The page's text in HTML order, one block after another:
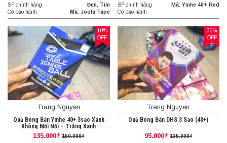
SP chính hãng
Có bảo hành
Đen, Tím
Mã: Joola Tape
SP chính hãng
Có bảo hành
Mã: Yinhe 40+ Red
10%
OFF
Trang Nguyen
Quả Bóng Bàn Yinhe 40+ 3sao Xanh
Không Mối Nối – Trắng Xanh
135.000₫ 150.000₫
30%
OFF
Trang Nguyen
Quả Bóng Bàn DHS 3 Sao (40+)
95.000₫ 135.000₫